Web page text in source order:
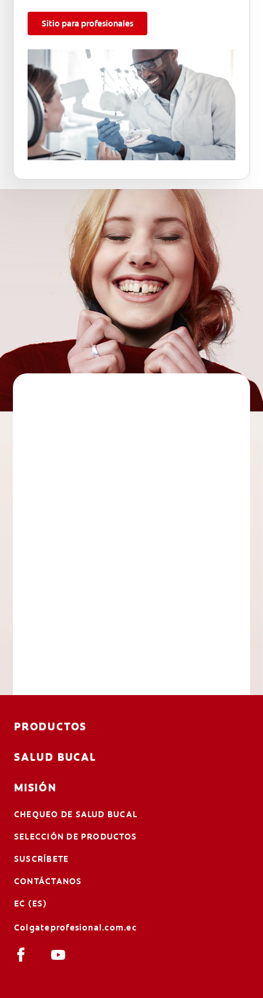
Sitio para profesionales
PRODUCTOS
SALUD BUCAL
MISIÓN
CHEQUEO DE SALUD BUCAL
SELECCIÓN DE PRODUCTOS
SUSCRÍBETE
CONTÁCTANOS
EC (ES)
Colgateprofesional.com.ec